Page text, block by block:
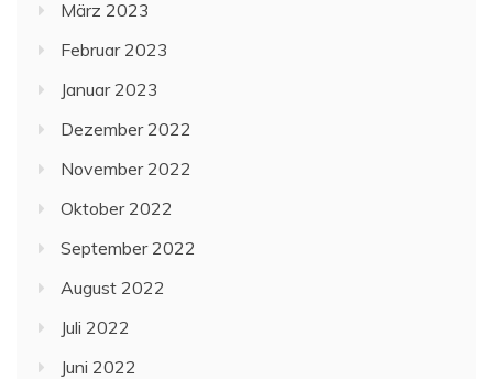
März 2023
Februar 2023
Januar 2023
Dezember 2022
November 2022
Oktober 2022
September 2022
August 2022
Juli 2022
Juni 2022